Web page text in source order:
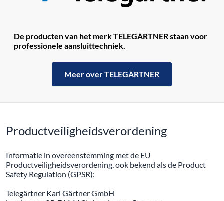
De producten van het merk TELEGÄRTNER staan ​​voor
professionele aansluittechniek.
Meer over TELEGÄRTNER
Productveiligheidsverordening
Informatie in overeenstemming met de EU
Productveiligheidsverordening, ook bekend als de Product
Safety Regulation (GPSR):
Telegärtner Karl Gärtner GmbH